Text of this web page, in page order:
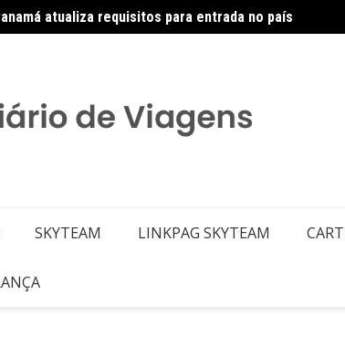
rotas com Embraer E195-E2
SKYTEAM LINKPAG SKYTEAM